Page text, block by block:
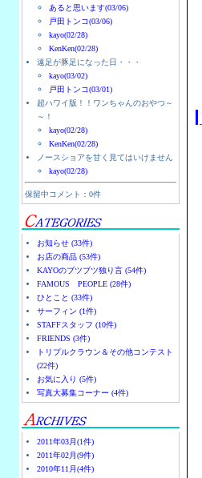
あると思います(03/06)
戸田トンコ(03/06)
kayo(02/28)
KenKen(02/28)
遠足が豚足になった日・・・
kayo(03/02)
戸田トンコ(03/01)
超ハワイ版！！ワンちゃんのおやつ～
～！
kayo(02/28)
KenKen(02/28)
ノースショアを甘く見てはいけません
kayo(02/28)
保留中コメント：0件
お知らせ (33件)
お店の商品 (53件)
KAYOのブツブツ独り言 (54件)
FAMOUS PEOPLE (28件)
ひとこと (33件)
サーフィン (1件)
STAFFスタッフ (10件)
FRIENDS (3件)
トリプルクラウン＆その他コンテスト
(22件)
お気に入り (5件)
写真大募集コーナー (4件)
2011年03月(1件)
2011年02月(9件)
2010年11月(4件)